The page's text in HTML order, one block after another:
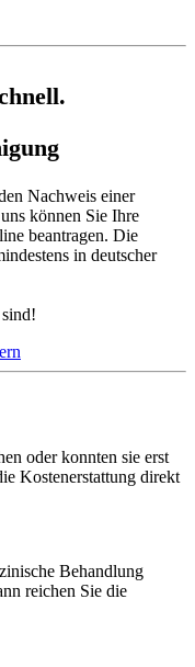
Nachweis einer
können Sie Ihre
beantragen. Die
in deutscher
oder konnten sie erst
Kostenerstattung direkt
Behandlung
reichen Sie die